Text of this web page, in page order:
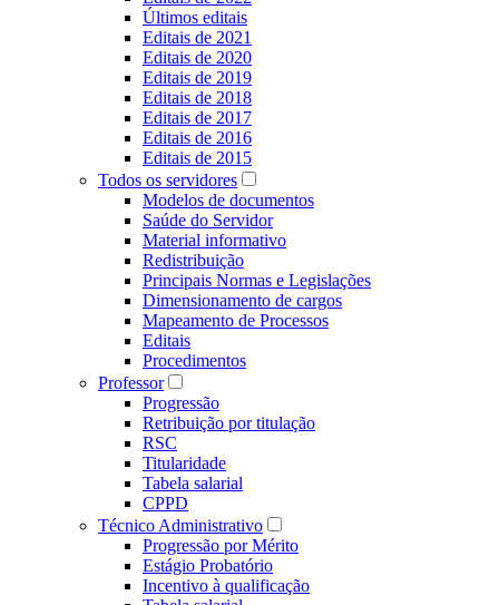
Últimos editais
Editais de 2021
Editais de 2020
Editais de 2019
Editais de 2018
Editais de 2017
Editais de 2016
Editais de 2015
Todos os servidores
Modelos de documentos
Saúde do Servidor
Material informativo
Redistribuição
Principais Normas e Legislações
Dimensionamento de cargos
Mapeamento de Processos
Editais
Procedimentos
Professor
Progressão
Retribuição por titulação
RSC
Titularidade
Tabela salarial
CPPD
Técnico Administrativo
Progressão por Mérito
Estágio Probatório
Incentivo à qualificação